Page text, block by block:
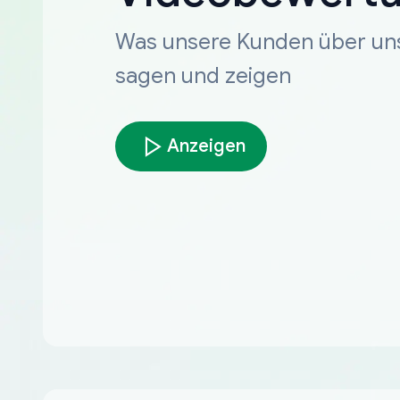
Was unsere Kunden über
sagen und zeigen
Anzeigen